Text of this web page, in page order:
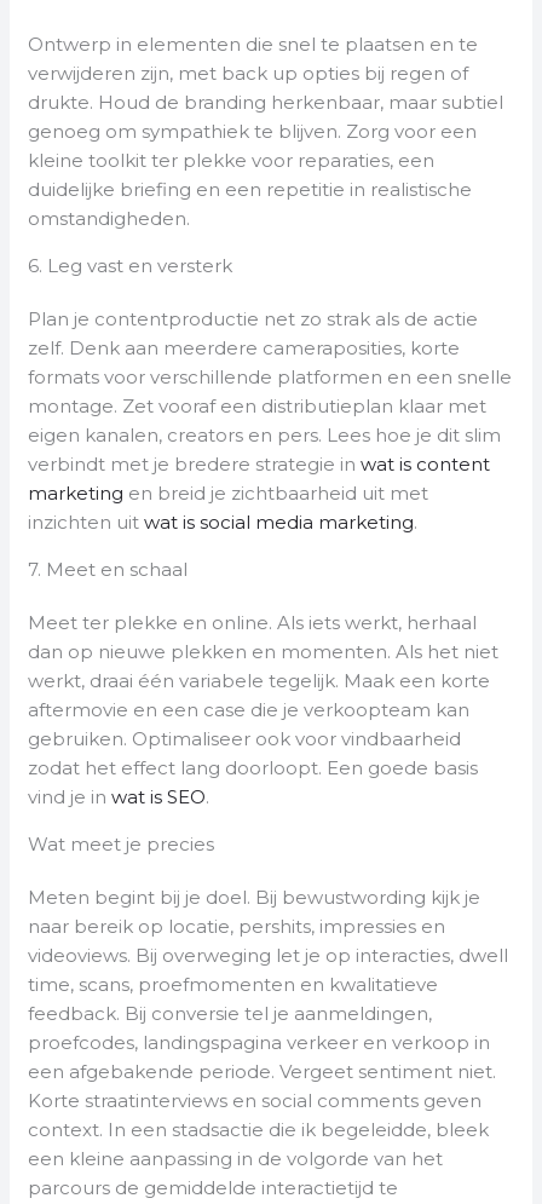
Ontwerp in elementen die snel te plaatsen en te
verwijderen zijn, met back up opties bij regen of
drukte. Houd de branding herkenbaar, maar subtiel
genoeg om sympathiek te blijven. Zorg voor een
kleine toolkit ter plekke voor reparaties, een
duidelijke briefing en een repetitie in realistische
omstandigheden.
6. Leg vast en versterk
Plan je contentproductie net zo strak als de actie
zelf. Denk aan meerdere cameraposities, korte
formats voor verschillende platformen en een snelle
montage. Zet vooraf een distributieplan klaar met
eigen kanalen, creators en pers. Lees hoe je dit slim
verbindt met je bredere strategie inwat is content
marketing en breid je zichtbaarheid uit met
inzichten uitwat is social media marketing.
7. Meet en schaal
Meet ter plekke en online. Als iets werkt, herhaal
dan op nieuwe plekken en momenten. Als het niet
werkt, draai één variabele tegelijk. Maak een korte
aftermovie en een case die je verkoopteam kan
gebruiken. Optimaliseer ook voor vindbaarheid
zodat het effect lang doorloopt. Een goede basis
vind je inwat is SEO.
Wat meet je precies
Meten begint bij je doel. Bij bewustwording kijk je
naar bereik op locatie, pershits, impressies en
videoviews. Bij overweging let je op interacties, dwell
time, scans, proefmomenten en kwalitatieve
feedback. Bij conversie tel je aanmeldingen,
proefcodes, landingspagina verkeer en verkoop in
een afgebakende periode. Vergeet sentiment niet.
Korte straatinterviews en social comments geven
context. In een stadsactie die ik begeleidde, bleek
een kleine aanpassing in de volgorde van het
parcours de gemiddelde interactietijd te